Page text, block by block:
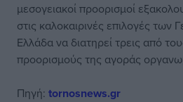
μεσογειακοί προορισμοί
στις καλοκαιρινές επιλογές των
Ελλάδα να διατηρεί τρεις από
προορισμούς της αγοράς
Πηγή: tornosnews.gr